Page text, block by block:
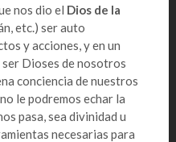
nos dio el Dios de la
etc.) ser auto
y acciones, y en un
Dioses de nosotros
conciencia de nuestros
le podremos echar la
pasa, sea divinidad u
necesarias para